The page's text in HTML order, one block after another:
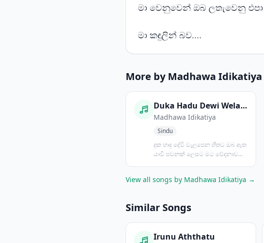
මා වෙනුවෙන් ඔබ ලතැවෙනු එපා
මා කඳුලින් බව....
More by Madhawa Idikatiya
Duka Hadu Dewi Welapena Hithata
Madhawa Idikatiya
Sindu
දුක හාදු දේවි වැලපෙන හිතට ඔබ ඈත
යාවි පවනක් ලෙසට මට වේදනාව
View all songs by Madhawa Idikatiya →
Similar Songs
Irunu Aththatu